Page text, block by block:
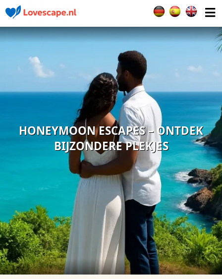
Selecteer de taal
HONEYMOON ESCAPES – ONTDEK
BIJZONDERE PLEKJES